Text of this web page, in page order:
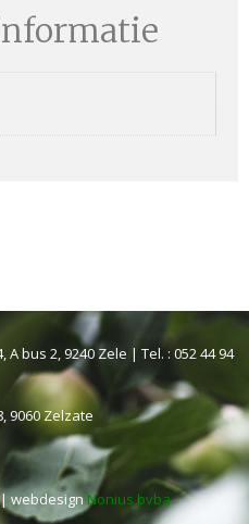
A bus 2, 9240 Zele | Tel. : 052 44 94
9060 Zelzate
webdesignNonius bvba